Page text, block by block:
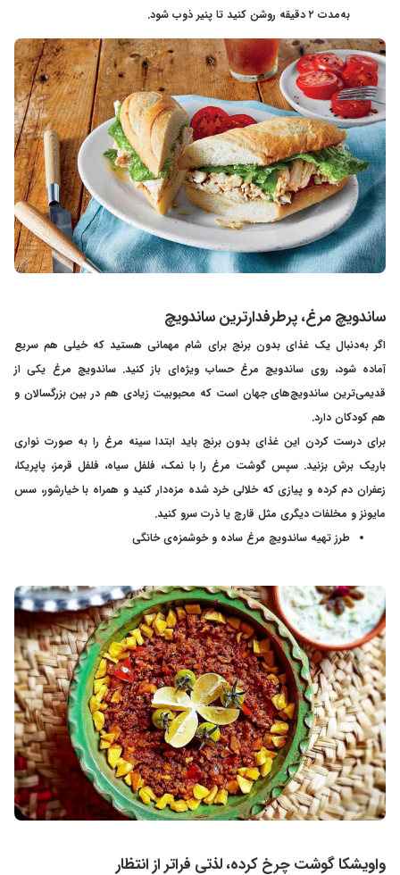
به‌مدت ۲ دقیقه روشن کنید تا پنیر ذوب شود.
ساندویچ مرغ، پرطرفدارترین ساندویچ
اگر به‌دنبال یک غذای بدون برنج برای شام مهمانی هستید که خیلی هم سریع
آماده شود، روی ساندویچ مرغ حساب ویژه‌ای باز کنید. ساندویچ مرغ یکی از
قدیمی‌ترین ساندویچ‌های جهان است که محبوبیت زیادی هم در بین بزرگسالان و
هم کودکان دارد.
برای درست کردن این غذای بدون برنج باید ابتدا سینه مرغ را به صورت نواری
باریک برش بزنید. سپس گوشت مرغ را با نمک، فلفل سیاه، فلفل قرمز، پاپریکا،
زعفران دم کرده و پیازی که خلالی خرد شده مزه‌دار کنید و همراه با خیارشور، سس
مایونز و مخلفات دیگری مثل قارچ یا ذرت سرو کنید.
طرز تهیه ساندویچ مرغ ساده و خوشمزه‌ی خانگی
واویشکا گوشت چرخ کرده، لذتی فراتر از انتظار